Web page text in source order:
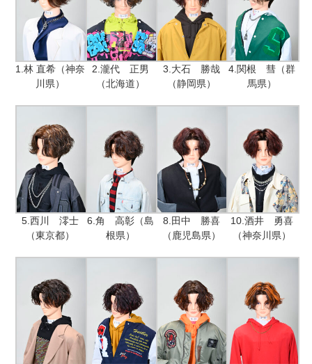
1.林 直希（神奈
川県）
2.瀧代 正男
（北海道）
3.大石 勝哉
（静岡県）
4.関根 彗（群
馬県）
5.西川 澪士
（東京都）
6.角 高彰（島
根県）
8.田中 勝喜
（鹿児島県）
10.酒井 勇喜
（神奈川県）